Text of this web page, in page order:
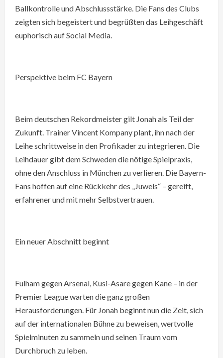
Ballkontrolle und Abschlussstärke. Die Fans des Clubs
zeigten sich begeistert und begrüßten das Leihgeschäft
euphorisch auf Social Media.
Perspektive beim FC Bayern
Beim deutschen Rekordmeister gilt Jonah als Teil der
Zukunft. Trainer Vincent Kompany plant, ihn nach der
Leihe schrittweise in den Profikader zu integrieren. Die
Leihdauer gibt dem Schweden die nötige Spielpraxis,
ohne den Anschluss in München zu verlieren. Die Bayern-
Fans hoffen auf eine Rückkehr des „Juwels“ – gereift,
erfahrener und mit mehr Selbstvertrauen.
Ein neuer Abschnitt beginnt
Fulham gegen Arsenal, Kusi-Asare gegen Kane – in der
Premier League warten die ganz großen
Herausforderungen. Für Jonah beginnt nun die Zeit, sich
auf der internationalen Bühne zu beweisen, wertvolle
Spielminuten zu sammeln und seinen Traum vom
Durchbruch zu leben.